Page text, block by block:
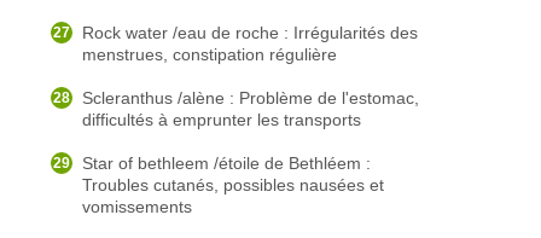
Rock water /eau de roche : Irrégularités des
menstrues, constipation régulière
Scleranthus /alène : Problème de l'estomac,
difficultés à emprunter les transports
Star of bethleem /étoile de Bethléem :
Troubles cutanés, possibles nausées et
vomissements